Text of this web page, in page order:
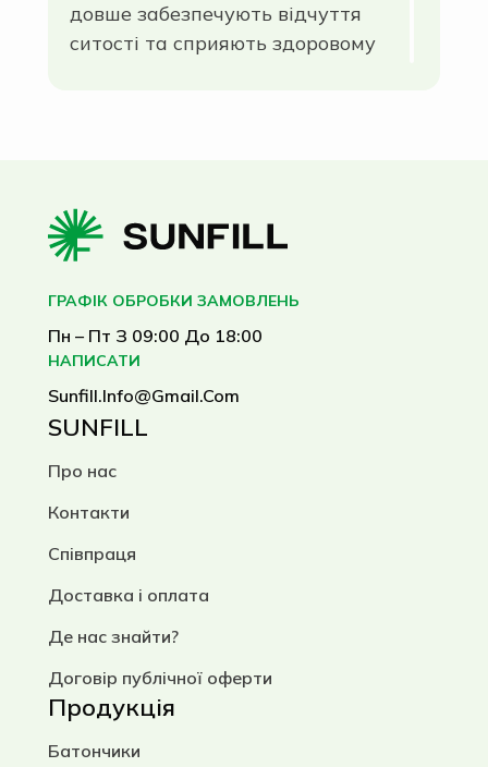
довше забезпечують відчуття
ситості та сприяють здоровому
У нашому інтернет-магазині
Sunfill ви знайдете корисні хлібці,
які стануть чудовим доповненням
вашого здорового раціону. Вони
цукру та штучних добавок,
натуральних інгредієнтів.
Хлібці гречані. Легкі та поживні,
Вони добре засвоюються,
містять багато вітамінів групи В
Хлібці з насінням льону. Багаті
на клітковину та мінерали,
мають насичений смак і добре
підходять для вживання з
різними намазками, овочами чи
ГРАФІК ОБРОБКИ ЗАМОВЛЕНЬ
Пн – Пт З 09:00 До 18:00
НАПИСАТИ
Sunfill.info@gmail.com
SUNFILL
Про нас
Контакти
Співпраця
Доставка і оплата
Де нас знайти?
Договір публічної оферти
Продукція
Батончики